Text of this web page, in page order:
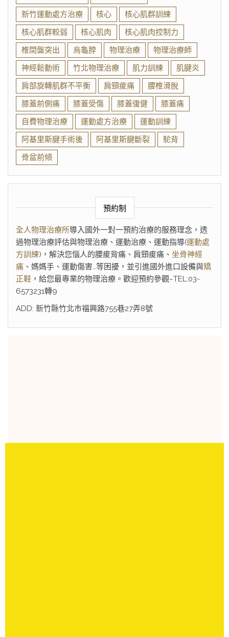
新竹運動處方治療
核心
核心肌群訓練
核心肌群較弱
核心肌肉
核心肌肉控制力
椎間盤突出
烏龜脖 物理治療
物理治療師
神經鬆動術
竹北物理治療 肌力訓練
肌腱炎
肩部旋轉肌群不平衡
肩頸痠痛
腰椎滑脫
膝蓋前側痛
膝蓋受傷 膝蓋復健
膝蓋痛
自費物理治療
運動處方治療
運動訓練
阿基里斯腱手術後
阿基里斯腱斷裂
駝背
骨盆前傾
預約制
全人物理治療所導入國外一對一預約治療的服務理念，透
過物理治療評估與物理治療、運動治療、運動指導(運動處
方訓練)，解決您惱人的腰痠背痛、肩頸痠痛、 坐骨神經
痛 、媽媽手、運動傷害…等困擾，並引進國外進口設備與矯
正鞋 ，給您最專業的物理治療。歡迎預約參觀~TEL:03-
6573231轉9
ADD: 新竹縣竹北市福興路755巷27弄8號